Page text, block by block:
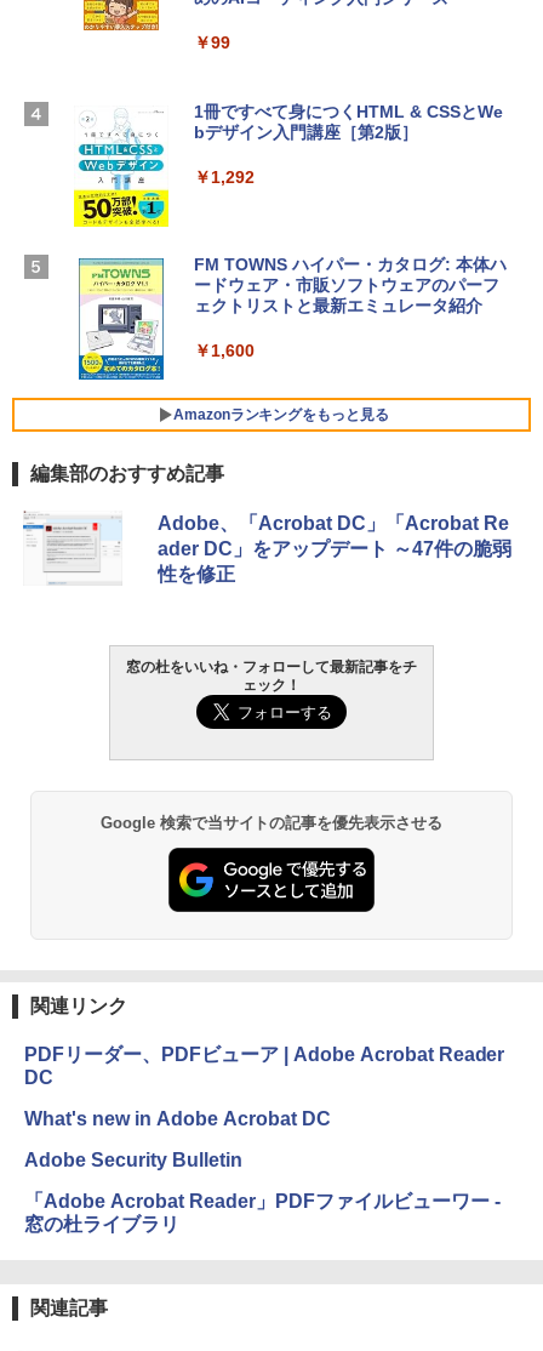
igence、13.6インチLiquid Retinaディ
ームカメラ、日本語キーボード、Touch I
D - シルバー
￥261,414
ン 15-fd 15.6インチ 16GBメモリ 512GB
SSD インテル Core 5
ersonal/Copilotキー搭載/Win 11/15.6型/
Core i5/16GB/SSD 512GB/ホワイト) FM
￥39,582
Robloxギフトカード - 2,000 Robux 【限
定バーチャルアイテムを含む】 【オンラ
ラインコード版
Windows版 | Minecraft (マインクラフ
ト): Java & Bedrock Edition | オンライ
￥99
1冊ですべて身につくHTML & CSSとWe
bデザイン入門講座［第2版］
￥1,292
FM TOWNS ハイパー・カタログ: 本体ハ
ードウェア・市販ソフトウェアのパーフ
ェクトリストと最新エミュレータ紹介
￥1,600
Amazonランキングをもっと見る
Amazon Kindle Paperwhite (16GB) 7イ
ンチディスプレイ、色調調節ライト、12
週間持続バッテリー、広告なし、ブラッ
ク
Amazon Kindle - 目に優しい、かさばら
ない、大きな画面で読みやすい、6週間持
続バッテリー、6インチディスプレイ電子
￥16,980
Kindle Paperwhite シグニチャーエディ
ション (32GB) 7インチディスプレイ、明
イ、色調調節ライト、最大8週間持続バッ
売)
￥31,980
編集部のおすすめ記事
Adobe、「Acrobat DC」「Acrobat Re
ader DC」をアップデート ～47件の脆弱
性を修正
窓の杜をいいね・フォローして最新記事をチ
ェック！
Google 検索で当サイトの記事を優先表示させる
関連リンク
PDFリーダー、PDFビューア | Adobe Acrobat Reader
DC
What's new in Adobe Acrobat DC
Adobe Security Bulletin
「Adobe Acrobat Reader」PDFファイルビューワー -
窓の杜ライブラリ
関連記事